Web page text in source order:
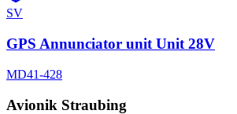
SV
GPS Annunciator unit Unit 28V
MD41-428
Avionik Straubing